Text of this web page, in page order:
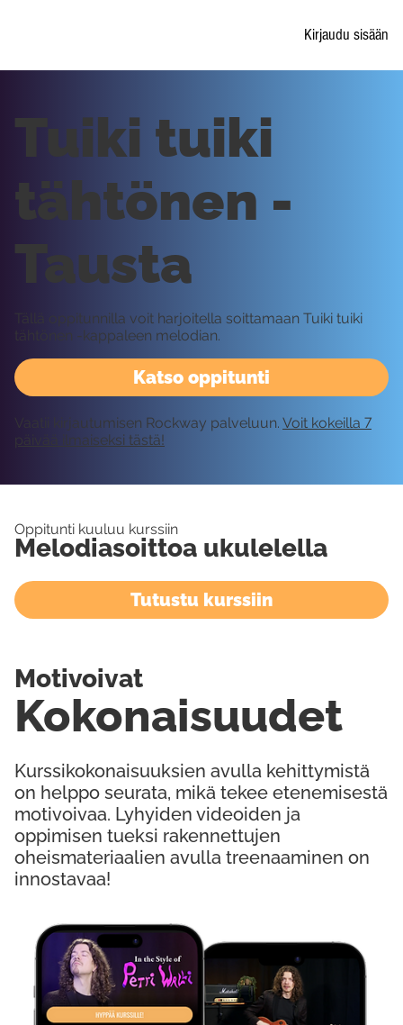
Kirjaudu sisään
Katso oppitunti
Tuiki tuiki
tähtönen -
Tausta
Tällä oppitunnilla voit harjoitella soittamaan Tuiki tuiki
tähtönen -kappaleen melodian.
Vaatii kirjautumisen Rockway palveluun. Voit kokeilla 7
päivää ilmaiseksi tästä!
Oppitunti kuuluu kurssiin
Melodiasoittoa ukulelella
Tutustu kurssiin
Kurssikokonaisuuksien avulla kehittymistä
on helppo seurata, mikä tekee etenemisestä
motivoivaa. Lyhyiden videoiden ja
oppimisen tueksi rakennettujen
oheismateriaalien avulla treenaaminen on
innostavaa!
Kokonaisuudet
Motivoivat